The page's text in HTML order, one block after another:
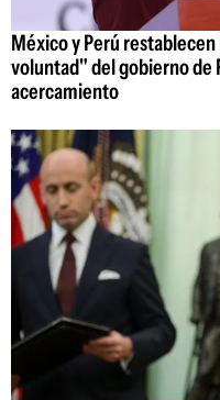
México y Perú
voluntad" del gobierno
acercamiento